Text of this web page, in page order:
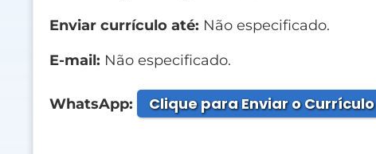
Enviar currículo até: Não especificado.
E-mail: Não especificado.
WhatsApp: Clique para Enviar o Currículo